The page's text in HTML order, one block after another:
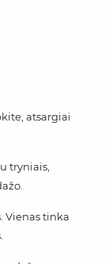
atsargiai
tryniais,
Vienas tinka